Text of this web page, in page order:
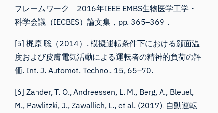
フレームワーク．2016年IEEE EMBS生物医学工学・
科学会議（IECBES）論文集，pp. 365–369．
[5] 梶原 聡（2014）. 模擬運転条件下における顔面温
度および皮膚電気活動による運転者の精神的負荷の評
価. Int. J. Automot. Technol. 15, 65–70.
[6] Zander, T. O., Andreessen, L. M., Berg, A., Bleuel,
M., Pawlitzki, J., Zawallich, L., et al. (2017). 自動運転